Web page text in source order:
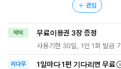
관심
혜택 무료이용권 3장 증정
사용기한 30일, 1인 1회 발급
리다무 1일마다1편 기다리면 무료